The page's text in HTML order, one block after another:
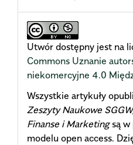
Utwór dostępny jest na
Commons Uznanie
niekomercyjne 4.0
Wszystkie artykuły
Zeszyty Naukowe
Finanse i Marketingsą w
modelu open access.